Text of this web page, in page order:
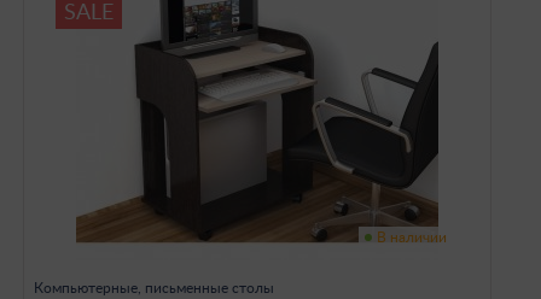
SALE
В наличии
Компьютерные, письменные столы